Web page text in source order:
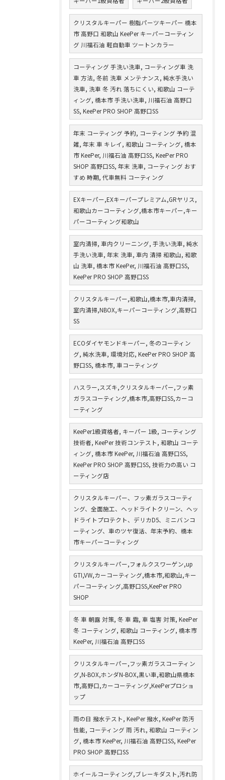
クリスタルキーパー 樹脂パーツキーパー 橋本
市 高野口 和歌山 KeePer キーパーコーティン
グ 川福石油 軽自動車 ツートンカラー
コーティング 手洗い洗車, コーティング車 洗
車 方法, 冬前 洗車 メンテナンス, 純水手洗い
洗車, 洗車 冬 汚れ 落ちにくい, 和歌山 コーテ
ィング, 橋本市 手洗い洗車, 川福石油 高野口
SS, KeePer PRO SHOP 高野口SS
年末 コーティング 予約, コーティング 予約 混
雑, 年末 車 キレイ, 和歌山 コーティング, 橋本
市 KeePer, 川福石油 高野口SS, KeePer PRO
SHOP 高野口SS, 年末 洗車, コーティング おす
すめ 時期, 代車無料 コーティング
EXキーパー,EXキーパープレミアム,GRヤリス,
和歌山カーコーティング,橋本市キーパー,キー
パーコーティング和歌山
室内清掃, 車内クリーニング, 手洗い洗車, 純水
手洗い洗車, 年末 洗車, 車内 清掃 和歌山, 和歌
山 洗車, 橋本市 KeePer, 川福石油 高野口SS,
KeePer PRO SHOP 高野口SS
クリスタルキーパー,和歌山,橋本市,車内清掃,
室内清掃,NBOX,キーパーコーティング,高野口
SS
ECOダイヤモンドキーパー, 冬のコーティン
グ, 純水洗車, 環境対応, KeePer PRO SHOP 高
野口SS, 橋本市, 車コーティング
ハスラー,スズキ,クリスタルキーパー,フッ素
ガラスコーティング,橋本市,高野口SS,カーコ
ーティング
KeePer1級資格者, キーパー 1級, コーティング
技術者, KeePer 技術コンテスト, 和歌山 コーテ
ィング, 橋本市 KeePer, 川福石油 高野口SS,
KeePer PRO SHOP 高野口SS, 技術力の高い コ
ーティング店
クリスタルキーパー、フッ素ガラスコーティ
ング、全面施工、ヘッドライトクリーン、ヘッ
ドライトプロテクト、デリカD5、ミニバンコ
ーティング、車のツヤ復活、年末予約、橋本
市キーパーコーティング
クリスタルキーパー,フォルクスワーゲン,up
GTI,VW,カーコーティング,橋本市,和歌山,キー
パーコーティング,高野口SS,KeePer PRO
SHOP
冬 車 朝露 対策, 冬 車 霜, 車 塩害 対策, KeePer
冬 コーティング, 和歌山 コーティング, 橋本市
KeePer, 川福石油 高野口SS
クリスタルキーパー,フッ素ガラスコーティン
グ,N-BOX,ホンダN-BOX,黒い車,和歌山県橋本
市,高野口,カーコーティング,KeePerプロショ
ップ
雨の日 撥水テスト, KeePer 撥水, KeePer 防汚
性能, コーティング 雨 汚れ, 和歌山 コーティン
グ, 橋本市 KeePer, 川福石油 高野口SS, KeePer
PRO SHOP 高野口SS
ホイールコーティング,ブレーキダスト,汚れ防